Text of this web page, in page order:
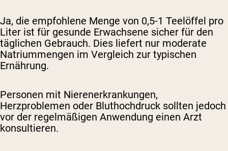
Ja, die empfohlene Menge von 0,5-1 Teelöffel pro
Liter ist für gesunde Erwachsene sicher für den
täglichen Gebrauch. Dies liefert nur moderate
Natriummengen im Vergleich zur typischen
Ernährung.
Personen mit Nierenerkrankungen,
Herzproblemen oder Bluthochdruck sollten jedoch
vor der regelmäßigen Anwendung einen Arzt
konsultieren.